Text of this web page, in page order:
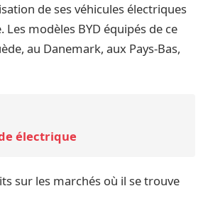
de ses véhicules électriques
modèles BYD équipés de ce
au Danemark, aux Pays-Bas,
électrique
sur les marchés où il se trouve